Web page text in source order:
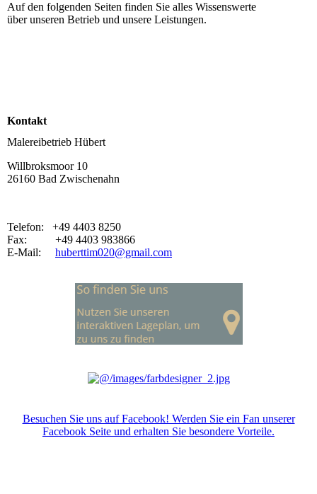
Auf den folgenden Seiten finden Sie alles Wissenswerte
über unseren Betrieb und unsere Leistungen.
Kontakt
Malereibetrieb Hübert
Willbroksmoor 10
26160 Bad Zwischenahn
Telefon: +49 4403 8250
Fax: +49 4403 983866
E-Mail: huberttim020@gmail.com
Besuchen Sie uns auf Facebook! Werden Sie ein Fan unserer
Facebook Seite und erhalten Sie besondere Vorteile.